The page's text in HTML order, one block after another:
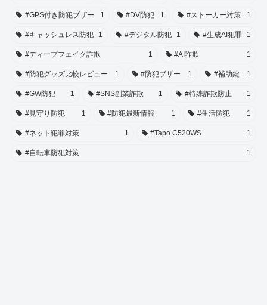
#GPS付き防犯ブザー 1 #DV防犯 1 #ストーカー対策 1
#キャッシュレス防犯 1 #デジタル防犯 1 #生成AI犯罪 1
#ディープフェイク詐欺 1 #AI詐欺 1
#防犯グッズ比較レビュー 1 #防犯ブザー 1 #補助錠 1
#GW防犯 1 #SNS副業詐欺 1 #特殊詐欺防止 1
#見守り防犯 1 #防犯最新情報 1 #生活防犯 1
#ネット犯罪対策 1 #Tapo C520WS 1
#自転車防犯対策 1